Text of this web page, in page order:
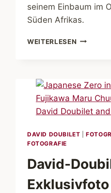
seinem Einbaum im
Süden Afrikas.
WEITERLESEN
BY
DAVID
DAVID DOUBILET |
FOTOGRAFIE
David-